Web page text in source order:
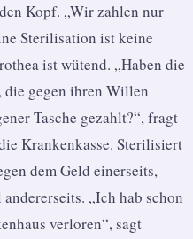
Kopf. „Wir zahlen nur
Sterilisation ist keine
ist wütend. „Haben die
gegen ihren Willen
Tasche gezahlt?“, fragt
Krankenkasse. Sterilisiert
dem Geld einerseits,
„Ich hab schon
verloren“, sagt